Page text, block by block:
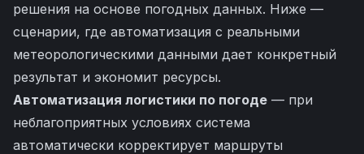
решения на основе погодных данных. Ниже —
сценарии, где автоматизация с реальными
метеорологическими данными дает конкретный
результат и экономит ресурсы.
Автоматизация логистики по погоде — при
неблагоприятных условиях система
автоматически корректирует маршруты